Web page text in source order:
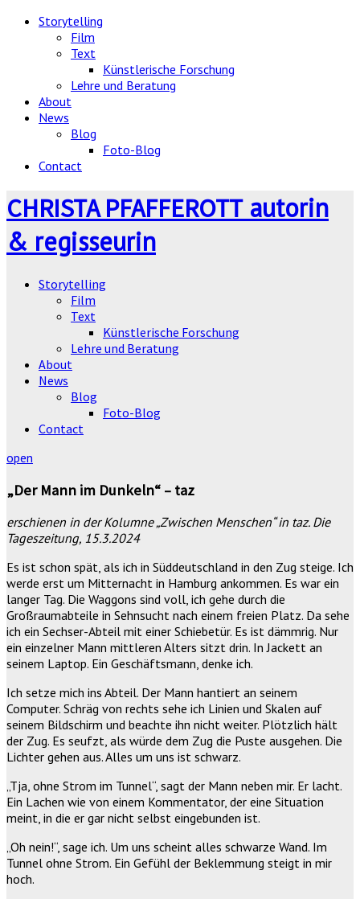
Storytelling
Film
Text
Künstlerische Forschung
Lehre und Beratung
About
News
Blog
Foto-Blog
Contact
CHRISTA PFAFFEROTT autorin
& regisseurin
Storytelling
Film
Text
Künstlerische Forschung
Lehre und Beratung
About
News
Blog
Foto-Blog
Contact
open
„Der Mann im Dunkeln“ – taz
erschienen in der Kolumne „Zwischen Menschen“ in taz. Die
Tageszeitung, 15.3.2024
Es ist schon spät, als ich in Süddeutschland in den Zug steige. Ich
werde erst um Mitternacht in Hamburg ankommen. Es war ein
langer Tag. Die Waggons sind voll, ich gehe durch die
Großraumabteile in Sehnsucht nach einem freien Platz. Da sehe
ich ein Sechser-Abteil mit einer Schiebetür. Es ist dämmrig. Nur
ein einzelner Mann mittleren Alters sitzt drin. In Jackett an
seinem Laptop. Ein Geschäftsmann, denke ich.
Ich setze mich ins Abteil. Der Mann hantiert an seinem
Computer. Schräg von rechts sehe ich Linien und Skalen auf
seinem Bildschirm und beachte ihn nicht weiter. Plötzlich hält
der Zug. Es seufzt, als würde dem Zug die Puste ausgehen. Die
Lichter gehen aus. Alles um uns ist schwarz.
„Tja, ohne Strom im Tunnel“, sagt der Mann neben mir. Er lacht.
Ein Lachen wie von einem Kommentator, der eine Situation
meint, in die er gar nicht selbst eingebunden ist.
„Oh nein!“, sage ich. Um uns scheint alles schwarze Wand. Im
Tunnel ohne Strom. Ein Gefühl der Beklemmung steigt in mir
hoch.